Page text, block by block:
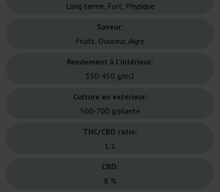
Long terme, Fort, Physique
Saveur:
Fruits, Douceur, Aigre
Rendement à l'intérieur:
350-450 g/m2
Culture en extérieur:
500-700 g/plante
THC/CBD ratio:
1:1
CBD:
8 %